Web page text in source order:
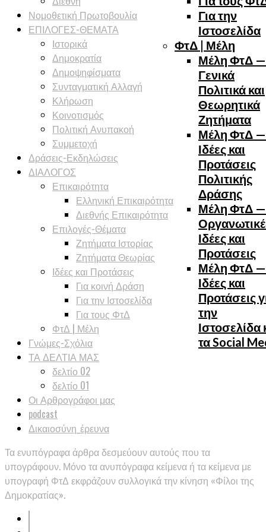
Για την
Ιστοσελίδα
ΦτΔ | Μέλη
Μέλη ΦτΔ —
Γενικά
Πολιτικά και
Θεωρητικά
Ζητήματα
Μέλη ΦτΔ —
Ιδέες και
Προτάσεις
Πολιτικής
Δράσης
Μέλη ΦτΔ —
Ιδέες και
Προτάσεις
Μέλη ΦτΔ —
Ιδέες και
Προτάσεις
την
Ιστοσελίδα
τα Social
Νομοθετική Πρωτοβουλία
ΕΠΙΛΟΓΕΣ-ΘΕΜΑΤΑ
Ιστορικά
Δημοκρατία
Δημοψηφίσματα
Συνταγματική Αλλαγή
Κλήρωση
Κοινοτισμός
Πολιτική Ανυπακοή
Συμμετοχή
Δράσεις-Εκδηλώσεις
ΔΙΑΛΟΓΟΣ
Επικαιρότητα
Ελληνική Επικαιρότητα
Διεθνής Επικαιρότητα
Επιλογές-Θέματα
Ζητήματα Ιστορίας
Ζητήματα Θεωρίας
Ιδέες και Προτάσεις
Για κοινή Δράση
Για την Ιστοσελίδα
Για τους ΦτΔ
ΦτΔ | Μέλη
Γνώμες-Σχόλια
ΤΑ ΔΕΛΤΙΑ ΜΑΣ
δελτίο 02
δελτίο 01
Οι Αρθρογράφοι μας
podcast
Δικαιοσύνη_έρευνα
Τα ενυπόγραφα άρθρα δεσμεύουν αυτούς που τα
υπογράφουν. Μόνο τα ανυπόγραφα κείμενα ή τα κείμενα με
υπογραφή ΦτΔ εκφράζουν συλλογικά την κίνηση «Φίλοι της
Δημοκρατίας».